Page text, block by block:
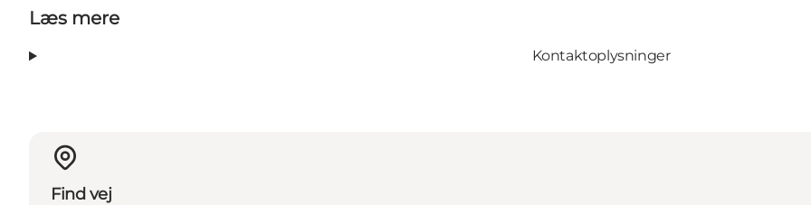
Læs mere
Kontaktoplysninger
Find vej